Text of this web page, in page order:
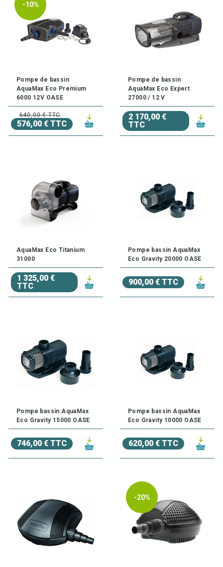
-10%
Pompe de bassin
AquaMax Eco Premium
6000 12V OASE
640,00 € TTC
576,00 € TTC
Pompe de bassin
AquaMax Eco Expert
27000 / 12 V
2 170,00 €
TTC
AquaMax Eco Titanium
31000
1 325,00 €
TTC
Pompe bassin AquaMax
Eco Gravity 20000 OASE
900,00 € TTC
Pompe bassin AquaMax
Eco Gravity 15000 OASE
746,00 € TTC
Pompe bassin AquaMax
Eco Gravity 10000 OASE
620,00 € TTC
-20%